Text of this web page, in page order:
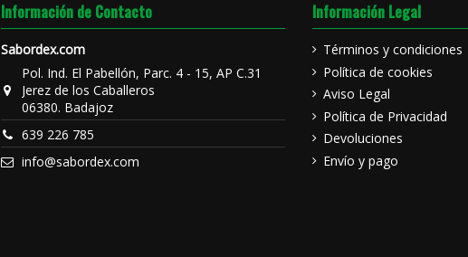
Información de Contacto
Sabordex.com
Pol. Ind. El Pabellón, Parc. 4 - 15, AP C.31
Jerez de los Caballeros
06380. Badajoz
639 226 785
info@sabordex.com
Información Legal
Términos y condiciones
Política de cookies
Aviso Legal
Política de Privacidad
Devoluciones
Envío y pago